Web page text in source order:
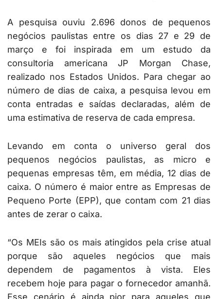
A pesquisa ouviu 2.696 donos de pequenos
negócios paulistas entre os dias 27 e 29 de
março e foi inspirada em um estudo da
consultoria americana JP Morgan Chase,
realizado nos Estados Unidos. Para chegar ao
número de dias de caixa, a pesquisa levou em
conta entradas e saídas declaradas, além de
uma estimativa de reserva de cada empresa.
Levando em conta o universo geral dos
pequenos negócios paulistas, as micro e
pequenas empresas têm, em média, 12 dias de
caixa. O número é maior entre as Empresas de
Pequeno Porte (EPP), que contam com 21 dias
antes de zerar o caixa.
“Os MEIs são os mais atingidos pela crise atual
porque são aqueles negócios que mais
dependem de pagamentos à vista. Eles
recebem hoje para pagar o fornecedor amanhã.
Esse cenário é ainda pior para aqueles que